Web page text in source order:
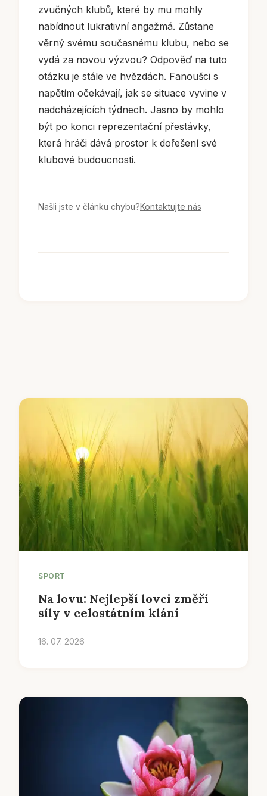
zvučných klubů, které by mu mohly
nabídnout lukrativní angažmá. Zůstane
věrný svému současnému klubu, nebo se
vydá za novou výzvou? Odpověď na tuto
otázku je stále ve hvězdách. Fanoušci s
napětím očekávají, jak se situace vyvine v
nadcházejících týdnech. Jasno by mohlo
být po konci reprezentační přestávky,
která hráči dává prostor k dořešení své
klubové budoucnosti.
Našli jste v článku chybu?Kontaktujte nás
SPORT
Na lovu: Nejlepší lovci změří
síly v celostátním klání
16. 07. 2026